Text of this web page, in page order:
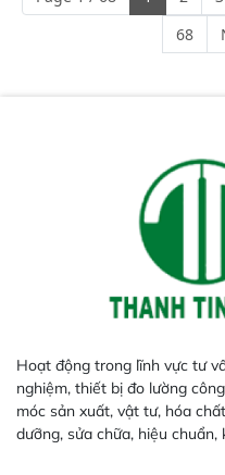
InGaAs độ nhạy cao, cung cấp
phản hồi phổ tuyến tính đầy đủ,
đảm bảo độ chính xác và khả
68
Hoạt động trong lĩnh vực tư
nghiệm, thiết bị đo lường
móc sản xuất, vật tư, hóa
dưỡng, sửa chữa, hiệu chuẩn,